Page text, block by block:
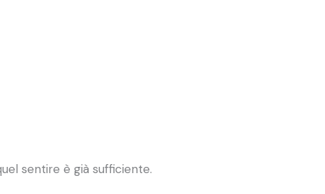
sentire è già sufficiente.